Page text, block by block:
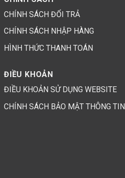
CHÍNH SÁCH ĐỔI TRẢ
CHÍNH SÁCH NHẬP HÀNG
HÌNH THỨC THANH TOÁN
ĐIỀU KHOẢN
ĐIỀU KHOẢN SỬ DỤNG WEBSITE
CHÍNH SÁCH BẢO MẬT THÔNG TIN